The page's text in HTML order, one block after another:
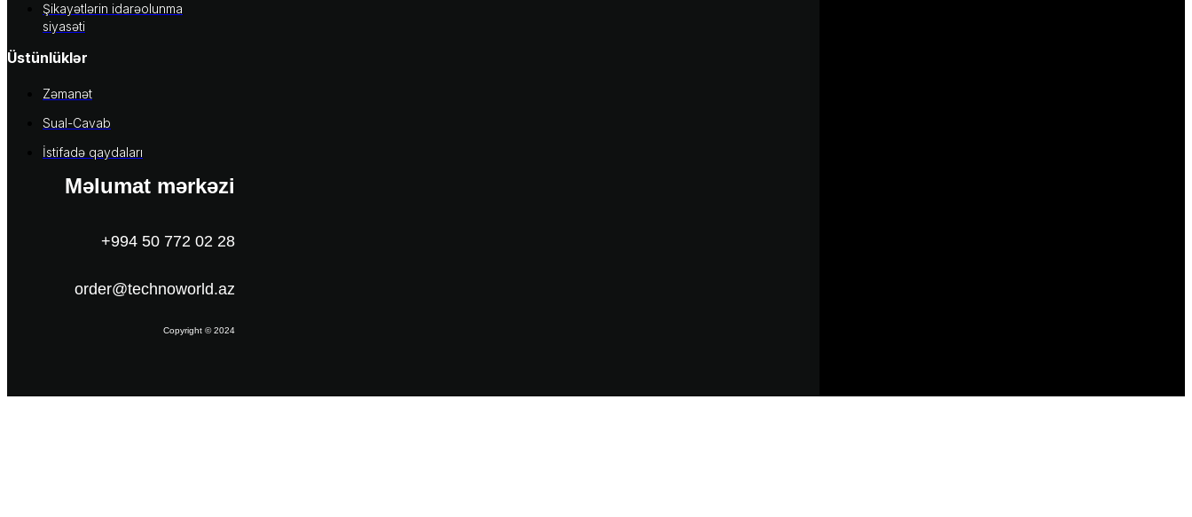
Şikayətlərin idarəolunma
siyasəti
Üstünlüklər
Zəmanət
Sual-Cavab
İstifadə qaydaları
Məlumat mərkəzi
+994 50 772 02 28
order@technoworld.az
Copyright © 2024